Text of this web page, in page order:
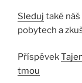
Sleduj také náš
pobytech a
Příspěvek
tmou